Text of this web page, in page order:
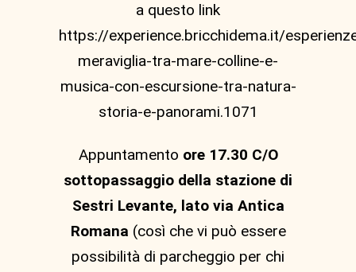
a questo link
https://experience.bricchidema.it/
meraviglia-tra-mare-colline-e-
musica-con-escursione-tra-natura-
storia-e-panorami.1071
Appuntamento ore 17.30 C/O
sottopassaggio della stazione di
Sestri Levante, lato via Antica
Romana (così che vi può essere
possibilità di parcheggio per chi